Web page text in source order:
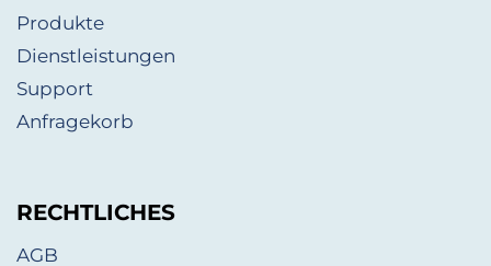
Produkte
Dienstleistungen
Support
Anfragekorb
RECHTLICHES
AGB